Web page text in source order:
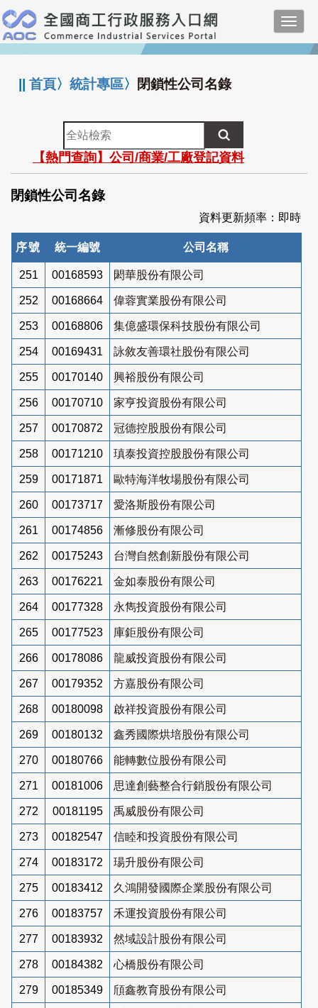
跳
到
主
要
:::
||首頁〉統計專區〉 閉鎖性公司名錄
全
站
檢
索
【熱門查詢】公司/商業/工廠登記資料
閉鎖性公司名錄
資料更新頻率：即時
序號 統一編號 公司名稱
251 00168593 閎華股份有限公司
252 00168664 偉蓉實業股份有限公司
253 00168806 集億盛環保科技股份有限公司
254 00169431 詠敘友善環社股份有限公司
255 00170140 興裕股份有限公司
256 00170710 家亨投資股份有限公司
257 00170872 冠德控股股份有限公司
258 00171210 瑱泰投資控股股份有限公司
259 00171871 歐特海洋牧場股份有限公司
260 00173717 愛洛斯股份有限公司
261 00174856 漸修股份有限公司
262 00175243 台灣自然創新股份有限公司
263 00176221 金如泰股份有限公司
264 00177328 永雋投資股份有限公司
265 00177523 庫鉅股份有限公司
266 00178086 龍威投資股份有限公司
267 00179352 方嘉股份有限公司
268 00180098 啟祥投資股份有限公司
269 00180132 鑫秀國際烘培股份有限公司
270 00180766 能轉數位股份有限公司
271 00181006 思達創藝整合行銷股份有限公司
272 00181195 禹威股份有限公司
273 00182547 信睦和投資股份有限公司
274 00183172 瑒升股份有限公司
275 00183412 久鴻開發國際企業股份有限公司
276 00183757 禾運投資股份有限公司
277 00183932 然域設計股份有限公司
278 00184382 心橋股份有限公司
279 00185349 頎鑫教育股份有限公司